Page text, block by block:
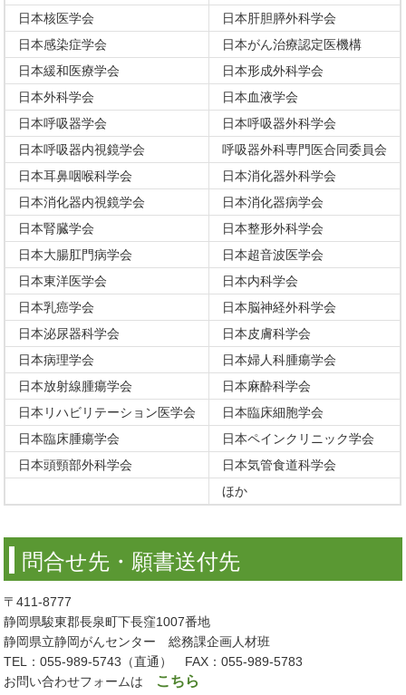
日本核医学会
日本肝胆膵外科学会
日本感染症学会
日本がん治療認定医機構
日本緩和医療学会
日本形成外科学会
日本外科学会
日本血液学会
日本呼吸器学会
日本呼吸器外科学会
日本呼吸器内視鏡学会
呼吸器外科専門医合同委員会
日本耳鼻咽喉科学会
日本消化器外科学会
日本消化器内視鏡学会
日本消化器病学会
日本腎臓学会
日本整形外科学会
日本大腸肛門病学会
日本超音波医学会
日本東洋医学会
日本内科学会
日本乳癌学会
日本脳神経外科学会
日本泌尿器科学会
日本皮膚科学会
日本病理学会
日本婦人科腫瘍学会
日本放射線腫瘍学会
日本麻酔科学会
日本リハビリテーション医学会
日本臨床細胞学会
日本臨床腫瘍学会
日本ペインクリニック学会
日本頭頸部外科学会
日本気管食道科学会
ほか
問合せ先・願書送付先
〒411-8777
静岡県駿東郡長泉町下長窪1007番地
静岡県立静岡がんセンター 総務課企画人材班
TEL：055-989-5743（直通） FAX：055-989-5783
お問い合わせフォームは こちら